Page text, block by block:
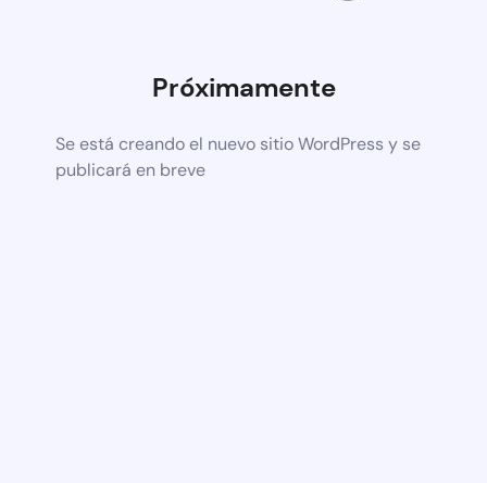
Próximamente
Se está creando el nuevo sitio WordPress y se
publicará en breve